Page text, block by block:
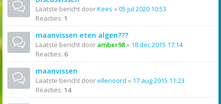
Laatste bericht doorKees « 05 jul 2020 10:53
Reacties: 1
maanvissen eten algen???
Laatste bericht door amber98« 18 dec 2015 17:14
Reacties: 6
maanvissen
Laatste bericht doorellenoord « 17 aug 2015 11:23
Reacties: 14